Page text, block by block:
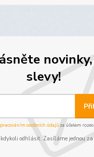
slevy!
osobních údajůza účelem
kdykoli odhlásit. Zasíláme jednou